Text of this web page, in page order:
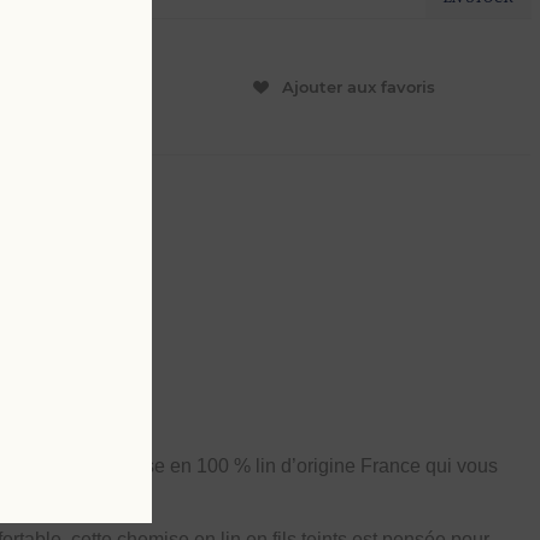
Ajouter aux favoris
chemise en 100 % lin d’origine France qui vous